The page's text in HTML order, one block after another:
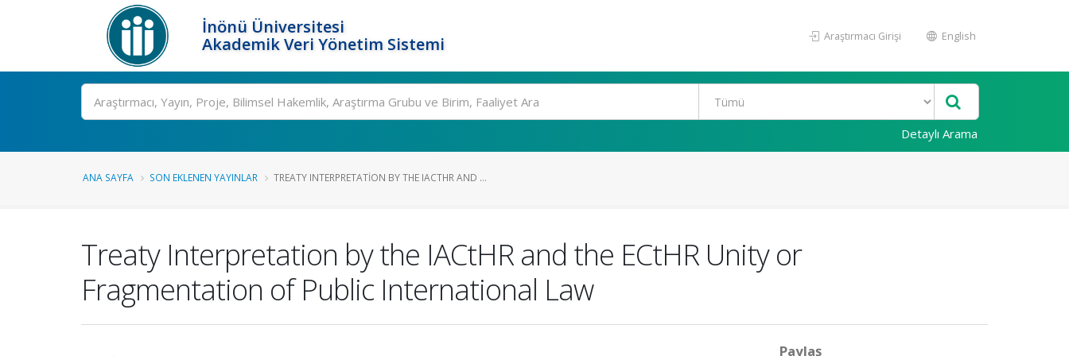
İnönü Üniversitesi
Akademik Veri Yönetim Sistemi
Araştırmacı Girişi English
Ara
Detaylı Arama
ANA SAYFA SON EKLENEN YAYINLAR TREATY INTERPRETATION BY THE IACTHR AND ...
Treaty Interpretation by the IACtHR and the ECtHR Unity or
Fragmentation of Public International Law
Paylaş